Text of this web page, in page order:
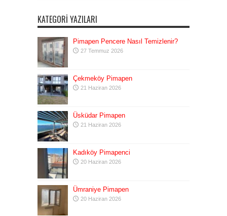
KATEGORI YAZILARI
Pimapen Pencere Nasıl Temizlenir?
27 Temmuz 2026
Çekmeköy Pimapen
21 Haziran 2026
Üsküdar Pimapen
21 Haziran 2026
Kadıköy Pimapenci
20 Haziran 2026
Ümraniye Pimapen
20 Haziran 2026